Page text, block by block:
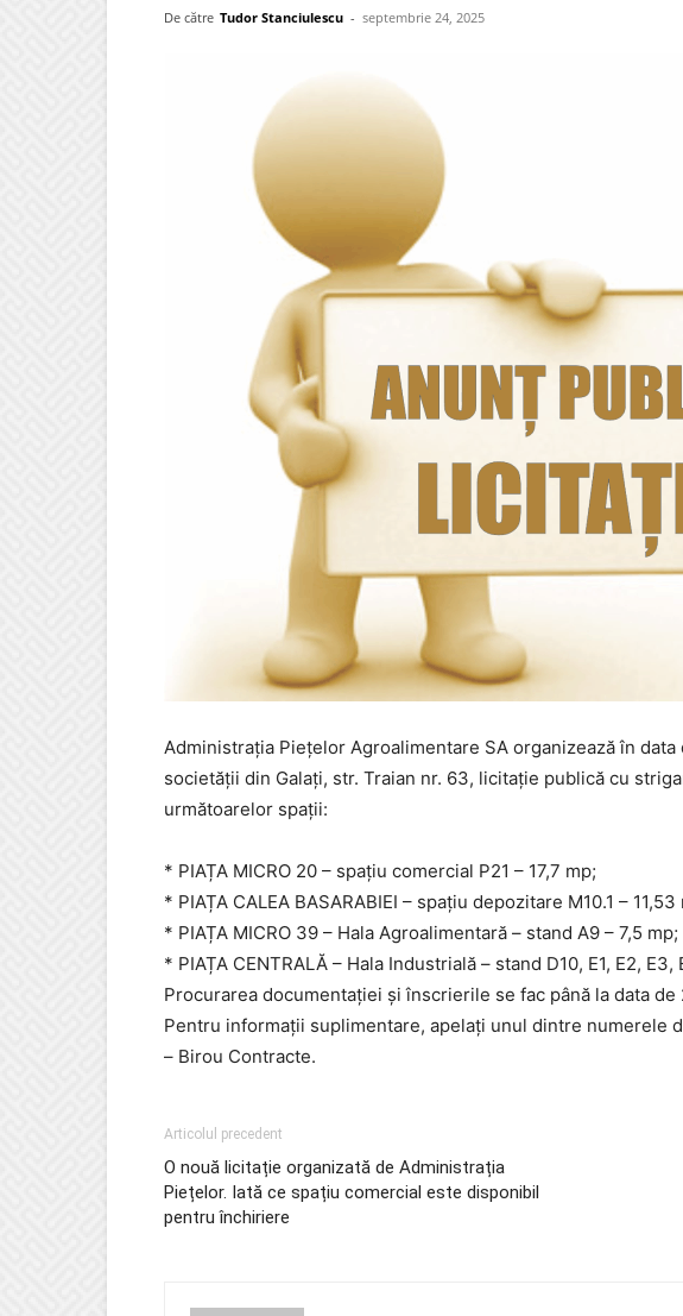
De către Tudor Stanciulescu - septembrie 24, 2025
Administrația Piețelor Agroalimentare SA organizează în
societăţii din Galaţi, str. Traian nr. 63, licitaţie publică cu
următoarelor spaţii:
* PIAȚA MICRO 20 – spațiu comercial P21 – 17,7 mp;
* PIAȚA CALEA BASARABIEI – spațiu depozitare M10.1 – 11,53
* PIAȚA MICRO 39 – Hala Agroalimentară – stand A9 – 7,5 mp;
* PIAȚA CENTRALĂ – Hala Industrială – stand D10, E1, E2, E3,
Procurarea documentaţiei şi înscrierile se fac până la data
Pentru informații suplimentare, apelați unul dintre numerele
– Birou Contracte.
Articolul precedent
O nouă licitație organizată de Administrația
Piețelor. Iată ce spațiu comercial este disponibil
pentru închiriere